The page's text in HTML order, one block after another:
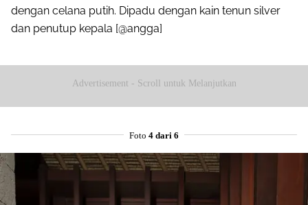
dengan celana putih. Dipadu dengan kain tenun silver
dan penutup kepala [@angga]
Advertisement - Scroll untuk Melanjutkan
Foto 4 dari 6